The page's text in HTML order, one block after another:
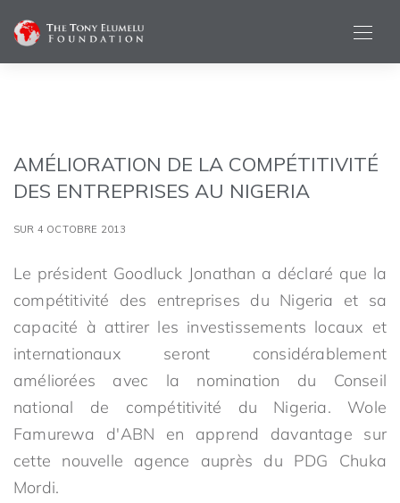
AMÉLIORATION DE LA COMPÉTITIVITÉ
DES ENTREPRISES AU NIGERIA
SUR 4 OCTOBRE 2013
Le président Goodluck Jonathan a déclaré que la
compétitivité des entreprises du Nigeria et sa
capacité à attirer les investissements locaux et
internationaux seront considérablement
améliorées avec la nomination du Conseil
national de compétitivité du Nigeria. Wole
Famurewa d'ABN en apprend davantage sur
cette nouvelle agence auprès du PDG Chuka
Mordi.